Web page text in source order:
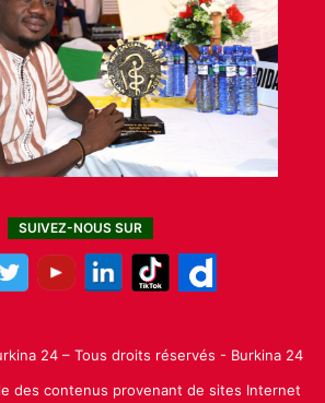
SUIVEZ-NOUS SUR
24 – Tous droits réservés - Burkina 24
des contenus provenant de sites Internet